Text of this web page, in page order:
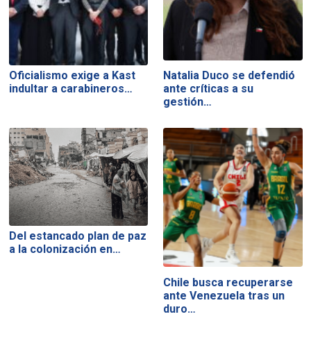
Oficialismo exige a Kast
indultar a carabineros…
Natalia Duco se defendió
ante críticas a su
gestión…
Del estancado plan de paz
a la colonización en…
Chile busca recuperarse
ante Venezuela tras un
duro…